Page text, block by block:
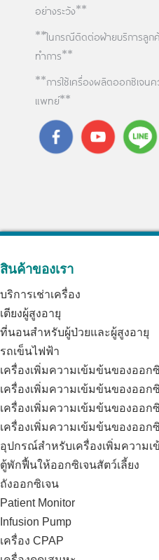
อย่างระวัง**
**ในกรณีติดต่อฝ่ายบริการลูก
ทำการ**
**การใช้เครื่องผลิตออกซิเจน
แพทย์**
สินค้าของเรา
บริการเช่าเครื่อง
เตียงผู้สูงอายุ
ที่นอนสำหรับผู้ป่วยและผู้สูงอายุ
รถเข็นไฟฟ้า
เครื่องเพิ่มความเข้มข้นของออก
เครื่องเพิ่มความเข้มข้นของออก
เครื่องเพิ่มความเข้มข้นของออก
เครื่องเพิ่มความเข้มข้นของออก
อุปกรณ์สำหรับเครื่องเพิ่มความ
ตู้พักฟื้นให้ออกซิเจนสัตว์เลี้ยง
ถังออกซิเจน
Patient Monitor
Infusion Pump
เครื่อง CPAP